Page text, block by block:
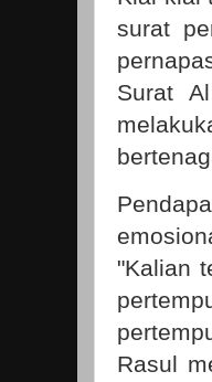
surat
Surat
"Kalian
Rasul